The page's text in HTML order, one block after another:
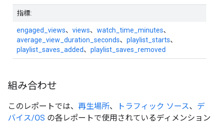
指標:
engaged_views、 views、 watch_time_minutes、
average_view_duration_seconds、 playlist_starts、
playlist_saves_added、 playlist_saves_removed
組み合わせ
このレポートでは、 再生場所、 トラフィック ソース、 デ
バイス/OS の各レポートで使用されているディメンション